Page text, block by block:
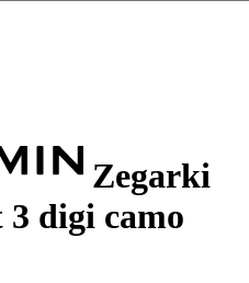
Zegarki
digi camo